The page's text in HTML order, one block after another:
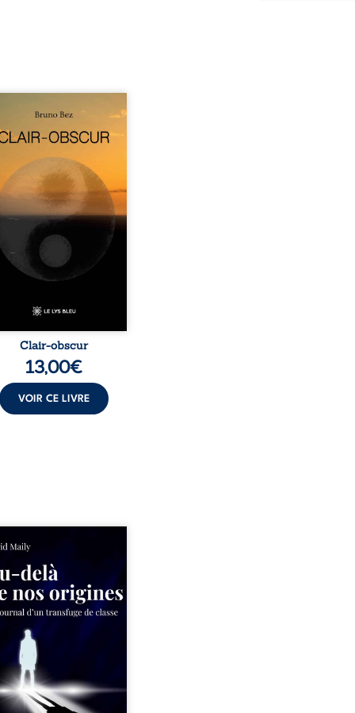
en alexandrins, Clair-
aborde la spiritualité,
humaines, la
d’expériences
Entre clarté et
les poèmes
les observations et
façonnés au fil
vie. Ils portent un regard
sur l’existence et le
contemporain, invitant
à questionner ses ...
Clair-obscur
13,00€
VOIR CE LIVRE
un milieu populaire où
et les fractures
tenaient lieu de
David a choisi la
Très tôt, l’école et les
deviennent ses armes de
sociale. S’arracher à
exige pourtant un
Pris entre deux
l’homme réalise que
professionnels ne
guérissent ni ...